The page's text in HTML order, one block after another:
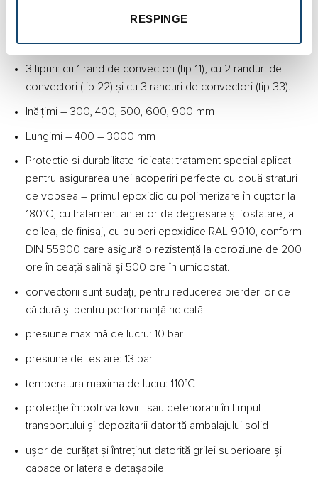
RESPINGE
Apasă un click aici pentru a vedea întreaga categorie
Caracteristici:
3 tipuri: cu 1 rand de convectori (tip 11), cu 2 randuri de
convectori (tip 22) și cu 3 randuri de convectori (tip 33).
Inălțimi – 300, 400, 500, 600, 900 mm
Lungimi – 400 – 3000 mm
Protectie si durabilitate ridicata: tratament special aplicat
pentru asigurarea unei acoperiri perfecte cu două straturi
de vopsea – primul epoxidic cu polimerizare în cuptor la
180°C, cu tratament anterior de degresare și fosfatare, al
doilea, de finisaj, cu pulberi epoxidice RAL 9010, conform
DIN 55900 care asigură o rezistență la coroziune de 200
ore în ceață salină și 500 ore în umidostat.
convectorii sunt sudați, pentru reducerea pierderilor de
căldură și pentru performanță ridicată
presiune maximă de lucru: 10 bar
presiune de testare: 13 bar
temperatura maxima de lucru: 110°C
protecție împotriva lovirii sau deteriorarii în timpul
transportului și depozitarii datorită ambalajului solid
ușor de curățat și întreținut datorită grilei superioare și
capacelor laterale detașabile